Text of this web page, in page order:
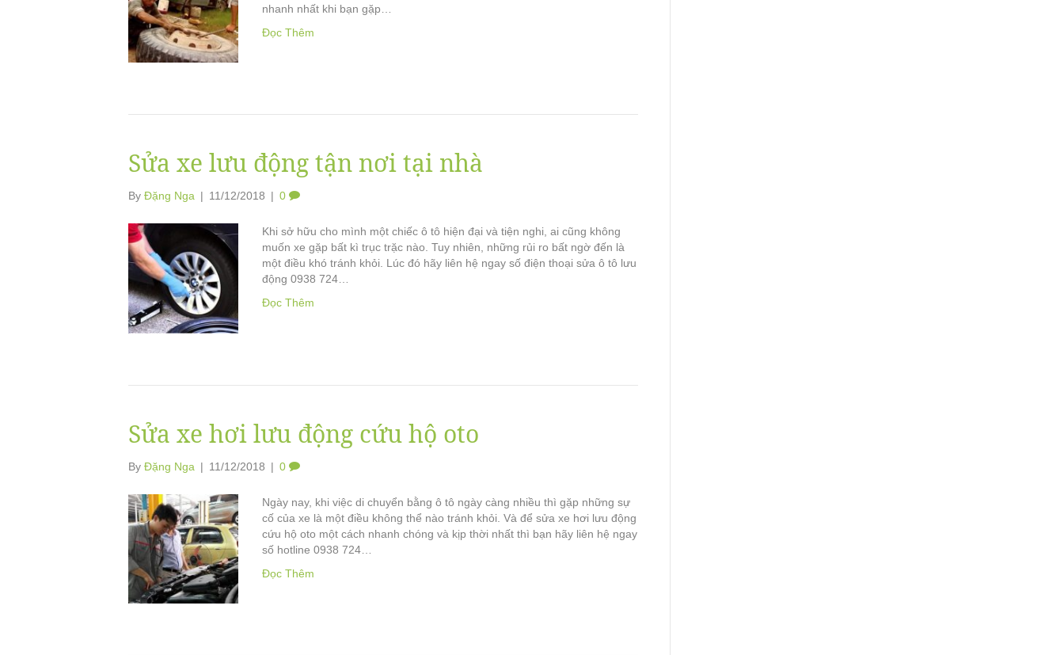
nhanh nhất khi bạn gặp…
Đọc Thêm
Sửa xe lưu động tận nơi tại nhà
By Đặng Nga | 11/12/2018 | 0
Khi sở hữu cho mình một chiếc ô tô hiện đại và tiện nghi, ai cũng không
muốn xe gặp bất kì trục trặc nào. Tuy nhiên, những rủi ro bất ngờ đến là
một điều khó tránh khỏi. Lúc đó hãy liên hệ ngay số điện thoại sửa ô tô lưu
động 0938 724…
Đọc Thêm
Sửa xe hơi lưu động cứu hộ oto
By Đặng Nga | 11/12/2018 | 0
Ngày nay, khi việc di chuyển bằng ô tô ngày càng nhiều thì gặp những sự
cố của xe là một điều không thể nào tránh khỏi. Và để sửa xe hơi lưu động
cứu hộ oto một cách nhanh chóng và kịp thời nhất thì bạn hãy liên hệ ngay
số hotline 0938 724…
Đọc Thêm